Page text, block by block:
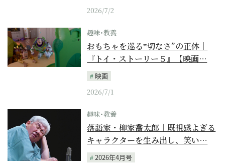
2026/7/2
趣味･教養
おもちゃを巡る‟切なさ”の正体｜
『トイ・ストーリー５』【映画…
映画
2026/7/1
趣味･教養
落語家・柳家喬太郎｜既視感よぎる
キャラクターを生み出し、笑い…
2026年4月号